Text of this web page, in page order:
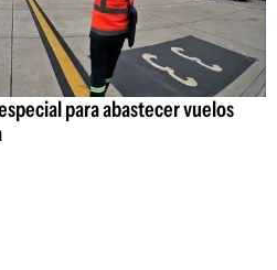
para abastecer vuelos